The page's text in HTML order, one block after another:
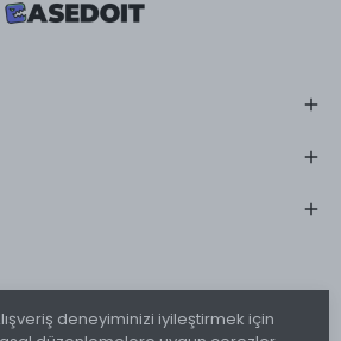
deneyiminizi iyileştirmek için